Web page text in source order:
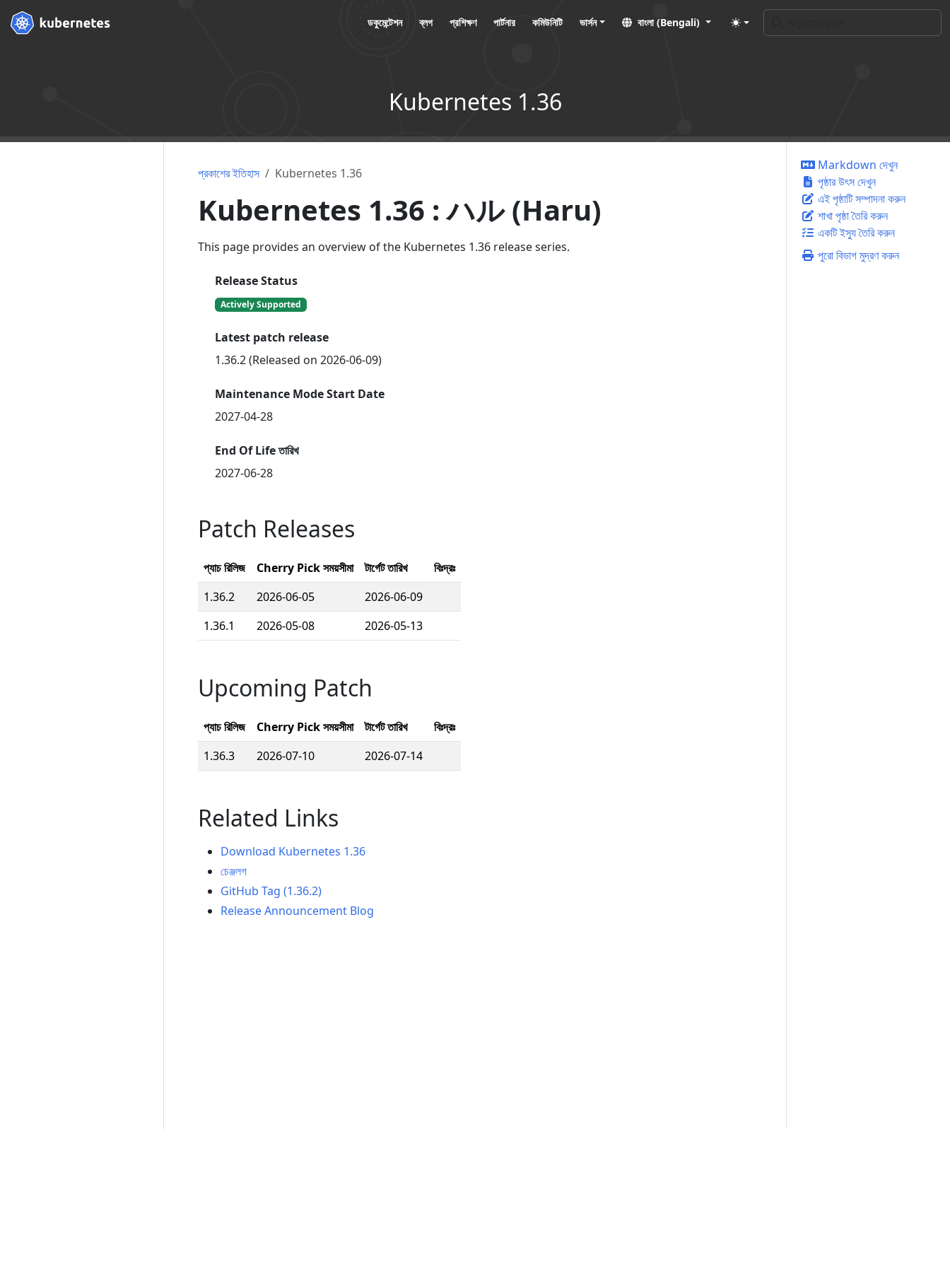
ডকুমেন্টেশন ব্লগ প্রশিক্ষণ পার্টনার কমিউনিটি ভার্সন বাংলা (Bengali)
Kubernetes 1.36
Markdown দেখুন
পৃষ্ঠার উৎস দেখুন
এই পৃষ্ঠাটি সম্পাদনা করুন
শাখা পৃষ্ঠা তৈরি করুন
একটি ইস্যু তৈরি করুন
পুরো বিভাগ মুদ্রণ করুন
প্রকাশের ইতিহাস Kubernetes 1.36
Kubernetes 1.36 : ハル (Haru)
This page provides an overview of the Kubernetes 1.36 release series.
Release Status
Actively Supported
Latest patch release
1.36.2 (Released on 2026-06-09)
Maintenance Mode Start Date
2027-04-28
End Of Life তারিখ
2027-06-28
Patch Releases
প্যাচ রিলিজ Cherry Pick সময়সীমা টার্গেট তারিখ
বিঃদ্রঃ
1.36.2
2026-06-05
2026-06-09
1.36.1
2026-05-08 2026-05-13
Upcoming Patch
প্যাচ রিলিজ Cherry Pick সময়সীমা টার্গেট তারিখ
বিঃদ্রঃ
1.36.3
2026-07-10 2026-07-14
Related Links
Download Kubernetes 1.36
চেঞ্জলগ
GitHub Tag (1.36.2)
Release Announcement Blog